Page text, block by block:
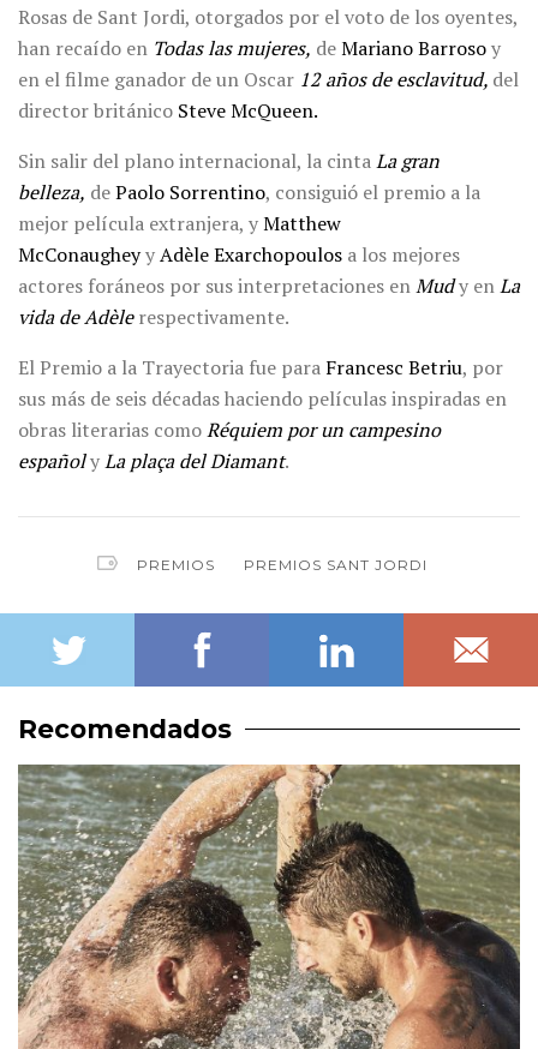
Rosas de Sant Jordi, otorgados por el voto de los oyentes,
han recaído en Todas las mujeres, deMariano Barrosoy
en el filme ganador de un Oscar 12 años de esclavitud, del
director británico Steve McQueen.
Sin salir del plano internacional, la cintaLa gran
belleza, dePaolo Sorrentino, consiguió el premio a la
mejor película extranjera, yMatthew
McConaugheyyAdèle Exarchopoulos a los mejores
actores foráneos por sus interpretaciones enMudy enLa
vida de Adèlerespectivamente.
El Premio a la Trayectoria fue para Francesc Betriu, por
sus más de seis décadas haciendo películas inspiradas en
obras literarias comoRéquiem por un campesino
españolyLa plaça del Diamant.
PREMIOS PREMIOS SANT JORDI
Recomendados